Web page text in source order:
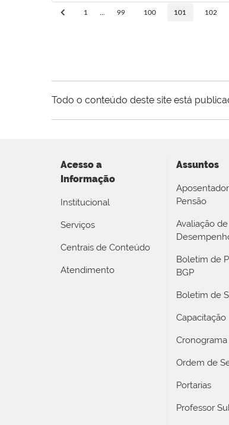
1 99 100 101 102
Todo o conteúdo deste site está
Acesso a
Informação
Institucional
Serviços
Centrais de Conteúdo
Atendimento
Assuntos
Pensão
Avaliação de
Boletim de
BGP
Boletim de
Capacitação
Ordem de
Portarias
Professor